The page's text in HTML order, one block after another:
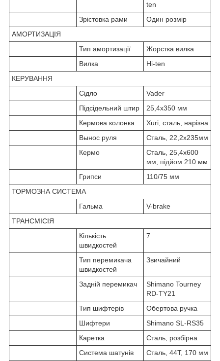
ten
Зрістовка рами
Один розмір
АМОРТИЗАЦІЯ
Тип амортизації
Жорстка вилка
Вилка
Hi-ten
КЕРУВАННЯ
Сідло
Vader
Підсідельний штир
25,4x350 мм
Кермова колонка
Xuri, сталь, нарізна
Вынос руля
Сталь, 22,2х235мм
Кермо
Сталь, 25,4х600
мм, підйом 210 мм
Грипси
110/75 мм
ТОРМОЗНА СИСТЕМА
Гальма
V-brake
ТРАНСМІСІЯ
Кількість
швидкостей
7
Тип перемикача
швидкостей
Звичайний
Задній перемикач
Shimano Tourney
RD-TY21
Тип шифтерів
Обертова ручка
Шифтери
Shimano SL-RS35
Каретка
Сталь, розбірна
Система шатунів
Сталь, 44Т, 170 мм